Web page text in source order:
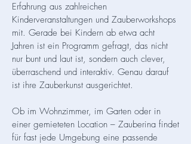
Erfahrung aus zahlreichen
Kinderveranstaltungen und Zauberworkshops
mit. Gerade bei Kindern ab etwa acht
Jahren ist ein Programm gefragt, das nicht
nur bunt und laut ist, sondern auch clever,
überraschend und interaktiv. Genau darauf
ist ihre Zauberkunst ausgerichtet.
Ob im Wohnzimmer, im Garten oder in
einer gemieteten Location – Zauberina findet
für fast jede Umgebung eine passende